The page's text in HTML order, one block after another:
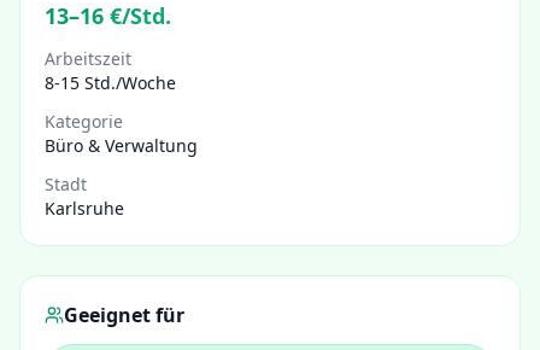
13–16 €/Std.
Arbeitszeit
8-15 Std./Woche
Kategorie
Büro & Verwaltung
Stadt
Karlsruhe
Geeignet für